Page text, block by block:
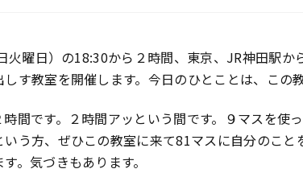
火曜日）の18:30から２時間、東京、JR神田駅
しす教室を開催します。今日のひとことは、この
時間です。２時間アッという間です。９マスを
いう方、ぜひこの教室に来て81マスに自分のこ
。気づきもあります。